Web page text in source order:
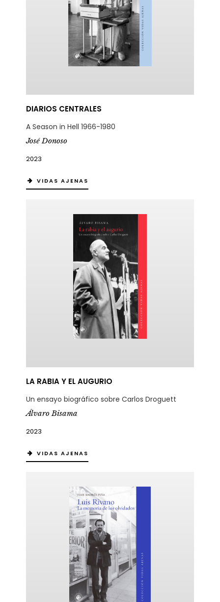
DIARIOS CENTRALES
A Season in Hell 1966-1980
José Donoso
2023
VIDAS AJENAS
LA RABIA Y EL AUGURIO
Un ensayo biográfico sobre Carlos Droguett
Álvaro Bisama
2023
VIDAS AJENAS